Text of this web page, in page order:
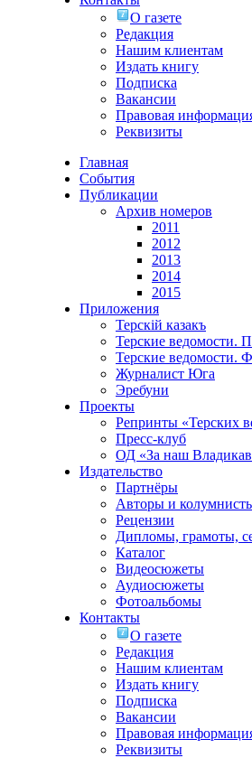
О газете
Редакция
Нашим клиентам
Издать книгу
Подписка
Вакансии
Правовая
Реквизиты
Главная
События
Публикации
Архив номеров
2011
2012
2013
2014
2015
Приложения
Терскiй казакъ
Терские ведомости.
Терские ведомости.
Журналист Юга
Эребуни
Проекты
Репринты «Терских
Пресс-клуб
ОД «За наш
Издательство
Партнёры
Авторы и
Рецензии
Дипломы, грамоты,
Каталог
Видеосюжеты
Аудиосюжеты
Фотоальбомы
Контакты
О газете
Редакция
Нашим клиентам
Издать книгу
Подписка
Вакансии
Правовая
Реквизиты